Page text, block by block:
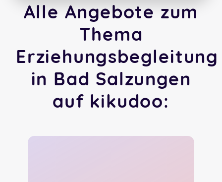
Alle Angebote zum
Thema
Erziehungsbegleitung
in Bad Salzungen
auf kikudoo: